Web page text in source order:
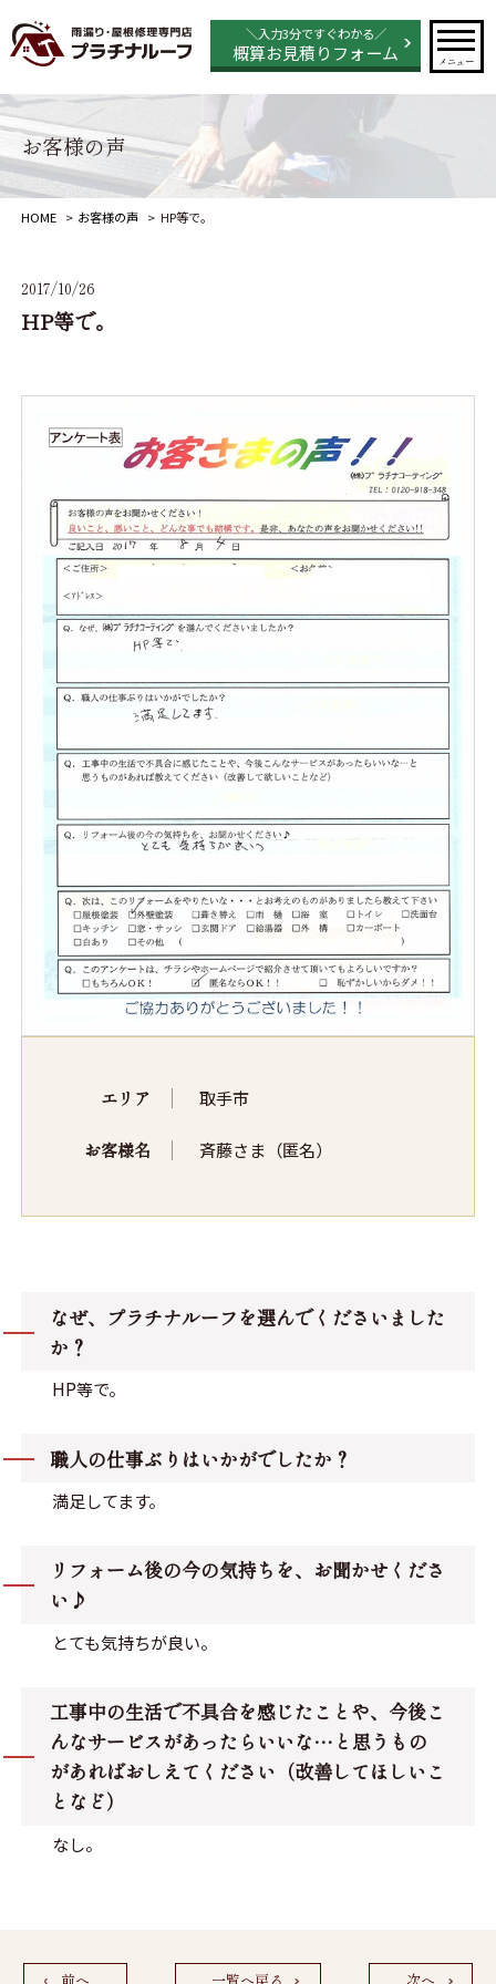
＼入力3分ですぐわかる／
概算お見積りフォーム メニュー
お客様の声
HOME お客様の声 HP等で。
2017/10/26
HP等で。
エリア 取手市
お客様名 斉藤さま（匿名）
なぜ、プラチナルーフを選んでくださいました
か？
HP等で。
職人の仕事ぶりはいかがでしたか？
満足してます。
リフォーム後の今の気持ちを、お聞かせくださ
い♪
とても気持ちが良い。
工事中の生活で不具合を感じたことや、今後こ
んなサービスがあったらいいな…と思うもの
があればおしえてください（改善してほしいこ
となど）
なし。